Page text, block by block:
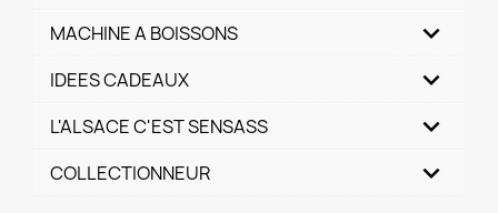
MACHINE A BOISSONS
IDEES CADEAUX
L'ALSACE C'EST SENSASS
COLLECTIONNEUR